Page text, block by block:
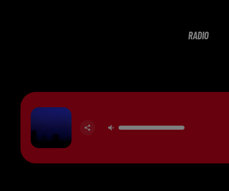
RADIO